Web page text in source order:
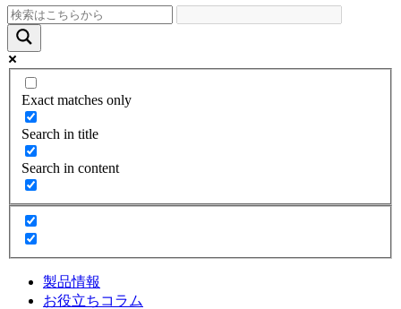
Exact matches only
Search in title
Search in content
製品情報
お役立ちコラム